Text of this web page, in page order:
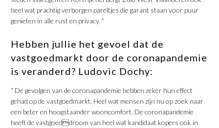
heel wat prachtig verborgen pareltjes die garant staan voor puur
genieten in alle rust en privacy. ”
Hebben jullie het gevoel dat de
vastgoedmarkt door de coronapandemie
is veranderd? Ludovic Dochy:
“ De gevolgen van de coronapandemie hebben zeker hun effect
gehad op de vastgoedmarkt. Heel wat mensen zijn nu op zoek naar
een beter en hoogstaander wooncomfort. De coronapandemie
heeft de vastgoeddroom van heel wat kandidaat kopers ook in